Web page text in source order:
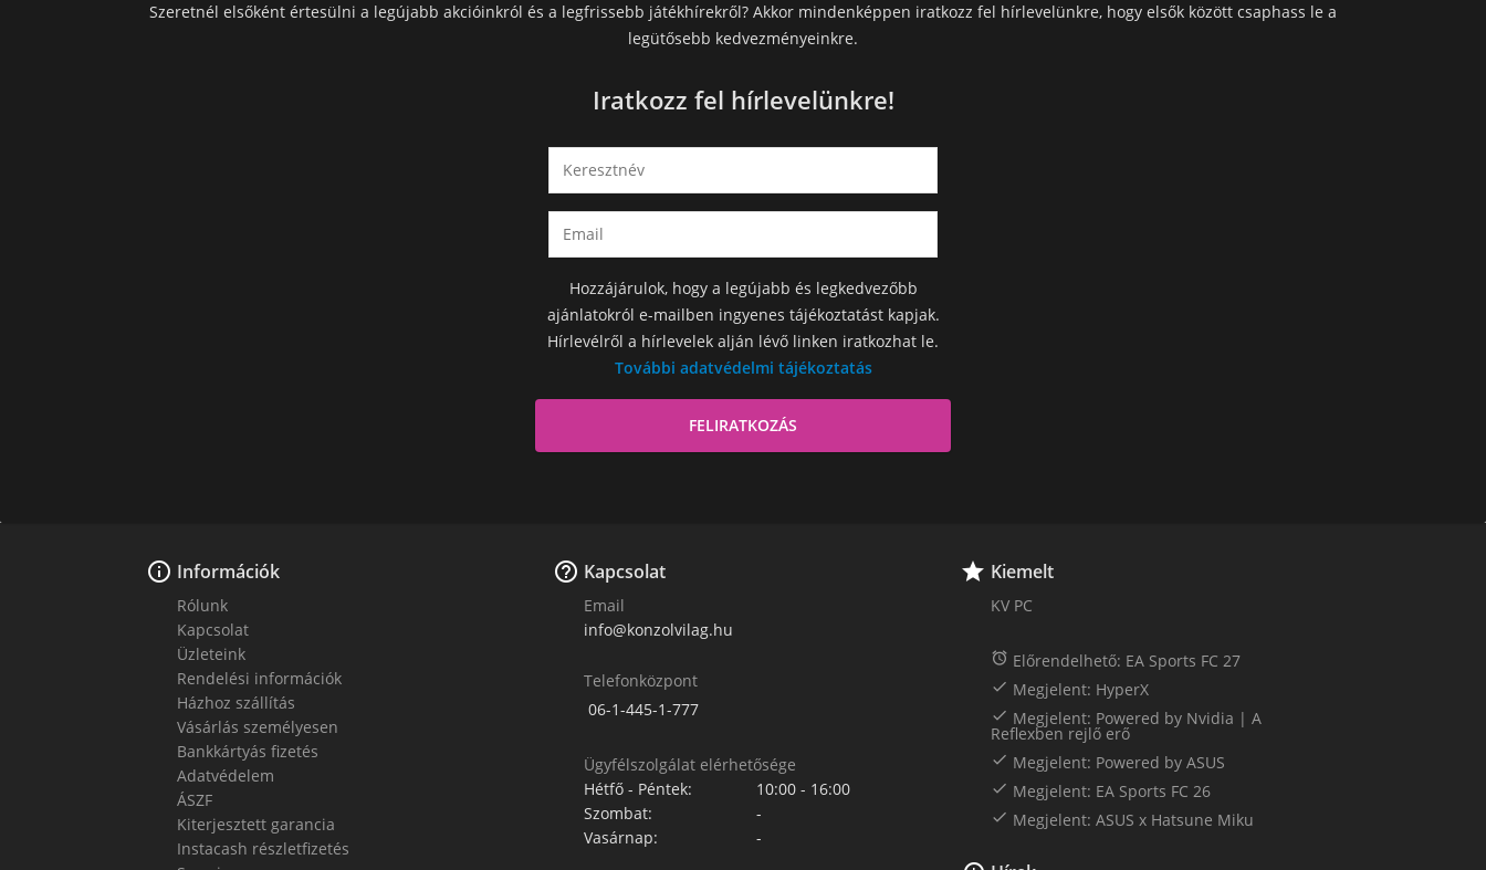
Szeretnél elsőként értesülni a legújabb akcióinkról és a legfrissebb játékhírekről? Akkor mindenképpen iratkozz fel hírlevelünkre, hogy elsők között csaphass le a
legütősebb kedvezményeinkre.
Iratkozz fel hírlevelünkre!
Hozzájárulok, hogy a legújabb és legkedvezőbb
ajánlatokról e-mailben ingyenes tájékoztatást kapjak.
Hírlevélről a hírlevelek alján lévő linken iratkozhat le.
További adatvédelmi tájékoztatás
 Információk
Rólunk
Kapcsolat
Üzleteink
Rendelési információk
Házhoz szállítás
Vásárlás személyesen
Bankkártyás fizetés
Adatvédelem
ÁSZF
Kiterjesztett garancia
Instacash részletfizetés
 Kapcsolat
Email
info@konzolvilag.hu
Telefonközpont
06-1-445-1-777
Ügyfélszolgálat elérhetősége
Hétfő - Péntek:
10:00 - 16:00
Szombat:
-
Vasárnap:
-
 Kiemelt
KV PC
 Előrendelhető: EA Sports FC 27
 Megjelent: HyperX
 Megjelent: Powered by Nvidia | A
Reflexben rejlő erő
 Megjelent: Powered by ASUS
 Megjelent: EA Sports FC 26
 Megjelent: ASUS x Hatsune Miku